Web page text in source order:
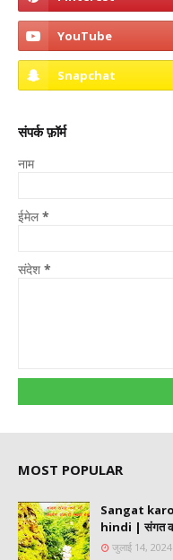
संपर्क फ़ॉर्म
नाम
ईमेल*
संदेश *
MOST POPULAR
Sangat
hindi | संगत
जुलाई 14, 2024